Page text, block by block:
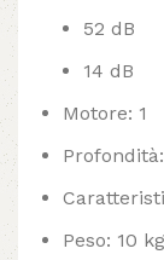
52 dB
14 dB
Motore: 1
Peso: 10 kg